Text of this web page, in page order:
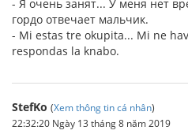
- Я очень занят... У меня нет
гордо отвечает мальчик.
- Mi estas tre okupita... Mi ne
respondas la knabo.
StefKo (Xem thông tin cá nhân)
22:32:20 Ngày 13 tháng 8 năm 2019